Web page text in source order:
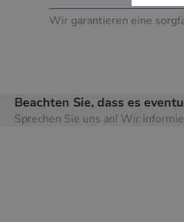
Wir garantieren eine
Beachten Sie, dass es
Sprechen Sie uns an! Wir